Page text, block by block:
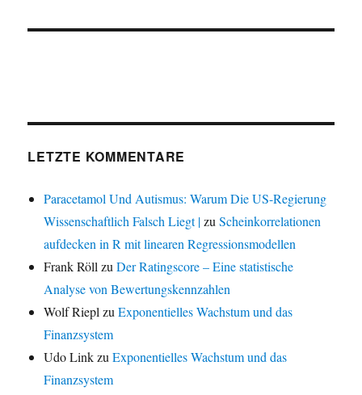
LETZTE KOMMENTARE
Paracetamol Und Autismus: Warum Die US-Regierung
Wissenschaftlich Falsch Liegt |zuScheinkorrelationen
aufdecken in R mit linearen Regressionsmodellen
Frank Röll zuDer Ratingscore – Eine statistische
Analyse von Bewertungskennzahlen
Wolf Riepl zuExponentielles Wachstum und das
Finanzsystem
Udo LinkzuExponentielles Wachstum und das
Finanzsystem